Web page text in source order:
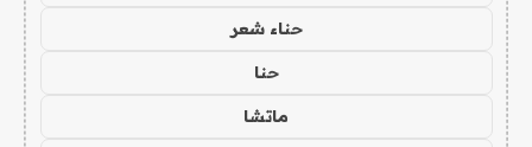
حناء شعر
حنا
ماتشا